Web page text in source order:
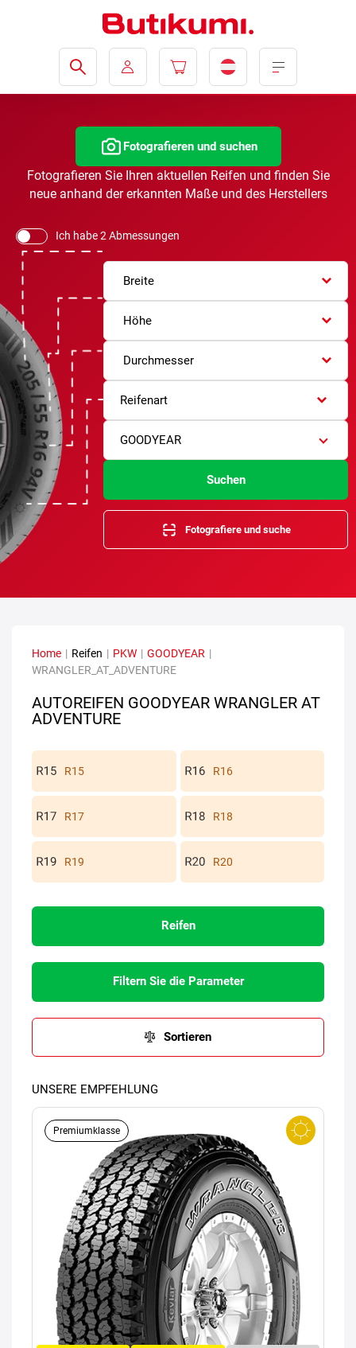
Fotografieren und suchen
Fotografieren Sie Ihren aktuellen Reifen und finden Sie
neue anhand der erkannten Maße und des Herstellers
Ich habe 2 Abmessungen
Breite
Höhe
Durchmesser
Reifenart
GOODYEAR
Suchen
Fotografiere und suche
Home | Reifen | PKW | GOODYEAR |
WRANGLER_AT_ADVENTURE
AUTOREIFEN GOODYEAR WRANGLER AT
ADVENTURE
R15 R16
R17 R18
R19 R20
Reifen
Filtern Sie die Parameter
Sortieren
UNSERE EMPFEHLUNG
Premiumklasse